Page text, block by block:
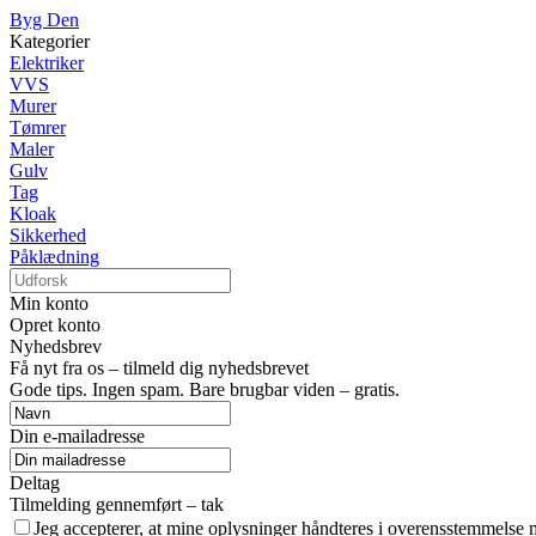
Byg Den
Kategorier
Elektriker
VVS
Murer
Tømrer
Maler
Gulv
Tag
Kloak
Sikkerhed
Påklædning
Min konto
Opret konto
Nyhedsbrev
Få nyt fra os – tilmeld dig nyhedsbrevet
Gode tips. Ingen spam. Bare brugbar viden – gratis.
Din e-mailadresse
Deltag
Tilmelding gennemført – tak
Jeg accepterer, at mine oplysninger håndteres i overensstemmelse